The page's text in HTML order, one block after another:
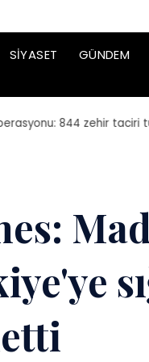
SIYASET GÜNDEM
844 zehir taciri